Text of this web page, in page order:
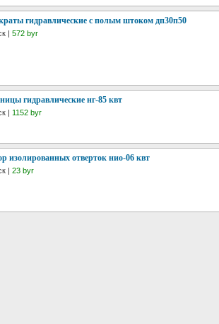
гидравлические с полым штоком дп30п50
| 572 byr
гидравлические нг-85 квт
| 1152 byr
изолированных отверток нио-06 квт
| 23 byr